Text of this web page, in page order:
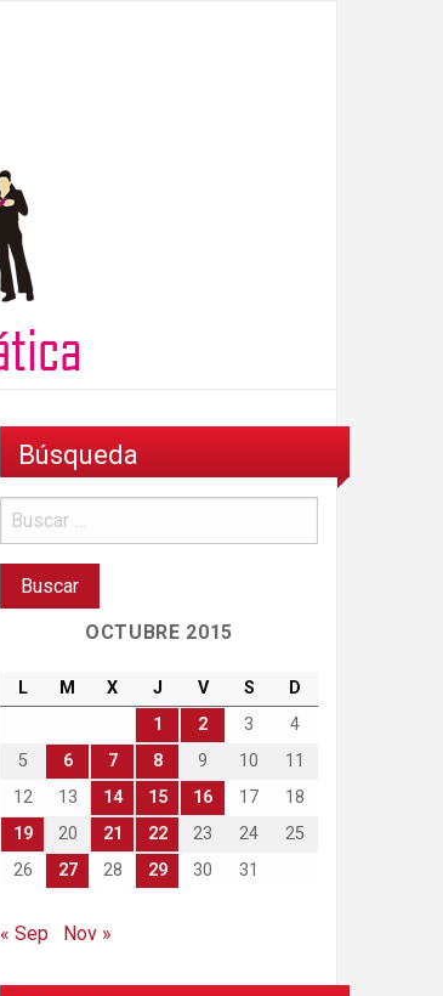
Búsqueda
OCTUBRE 2015
L M X J V S
D
1
2 3
4
5
6 7 8 9 10
11
12
13 14 15 16 17
18
19
20 21 22 23 24
25
26
27 28 29 30 31
« Sep Nov »